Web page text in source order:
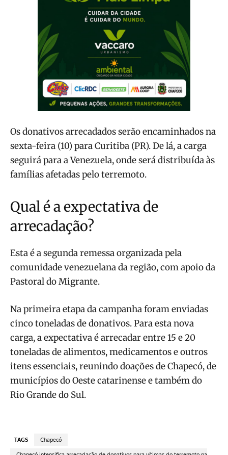
Os donativos arrecadados serão encaminhados na
sexta-feira (10) para Curitiba (PR). De lá, a carga
seguirá para a Venezuela, onde será distribuída às
famílias afetadas pelo terremoto.
Qual é a expectativa de
arrecadação?
Esta é a segunda remessa organizada pela
comunidade venezuelana da região, com apoio da
Pastoral do Migrante.
Na primeira etapa da campanha foram enviadas
cinco toneladas de donativos. Para esta nova
carga, a expectativa é arrecadar entre 15 e 20
toneladas de alimentos, medicamentos e outros
itens essenciais, reunindo doações de Chapecó, de
municípios do Oeste catarinense e também do
Rio Grande do Sul.
TAGS Chapecó